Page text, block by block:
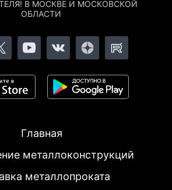
В МОСКВЕ И МОСКОВСКОЙ
ОБЛАСТИ
Главная
металлоконструкций
металлопроката